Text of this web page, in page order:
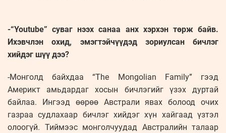
-“Youtube” суваг нээх санаа анх хэрхэн төрж байв.
Ихэвчлэн охид, эмэгтэйчүүдэд зориулсан бичлэг
хийдэг шүү дээ?
-Монголд байхдаа “Тhe Mongolian Familу” гээд
Америкт амьдардаг хосын бичлэгийг үзэх дуртай
байлаа. Ингээд өөрөө Австрали явах болоод очих
газраа судлахаар бичлэг хийдэг хүн хайгаад үзтэл
олоогүй. Тиймээс монголчуудад Австралийн талаар